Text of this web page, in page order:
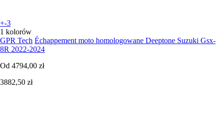
+-3
1 kolorów
GPR Tech Échappement moto homologowane Deeptone Suzuki Gsx-
8R 2022-2024
Od 4794,00 zł
3882,50 zł